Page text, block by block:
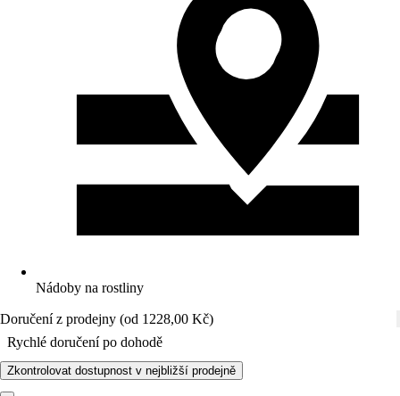
Nádoby na rostliny
Doručení z prodejny (od 1228,00 Kč)
Rychlé doručení po dohodě
Zkontrolovat dostupnost v nejbližší prodejně